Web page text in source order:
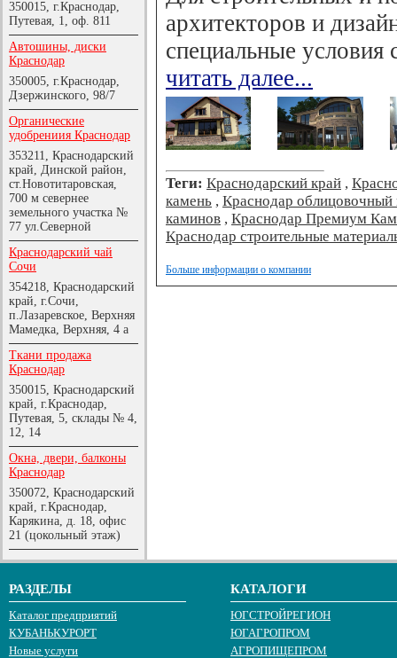
350015, г.Краснодар,
Путевая, 1, оф. 811
Автошины, диски
Краснодар
350005, г.Краснодар,
Дзержинского, 98/7
Органические
удобрениия Краснодар
353211, Краснодарский
край, Динской район,
ст.Новотитаровская,
700 м севернее
земельного участка №
77 ул.Северной
Краснодарский чай
Сочи
354218, Краснодарский
край, г.Сочи,
п.Лазаревское, Верхняя
Мамедка, Верхняя, 4 а
Ткани продажа
Краснодар
350015, Краснодарский
край, г.Краснодар,
Путевая, 5, склады № 4,
12, 14
Окна, двери, балконы
Краснодар
350072, Краснодарский
край, г.Краснодар,
Карякина, д. 18, офис
21 (цокольный этаж)
архитекторов и
специальные условия
читать далее...
Теги: Краснодарский край ,
камень , Краснодар облицовочный
каминов , Краснодар Премиум
Краснодар строительные
Больше информации о компании
РАЗДЕЛЫ
Каталог предприятий
КУБАНЬКУРОРТ
Новые услуги
КАТАЛОГИ
ЮГСТРОЙРЕГИОН
ЮГАГРОПРОМ
АГРОПИЩЕПРОМ